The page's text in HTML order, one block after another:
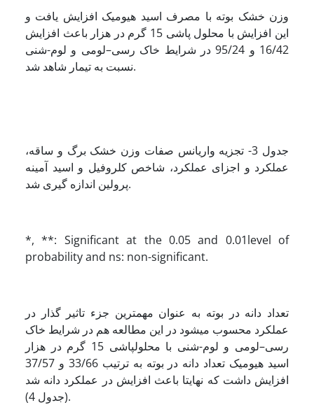
وزن خشک بوته با مصرف اسید هیومیک افزایش یافت و
این افزایش با محلول پاشی 15 گرم در هزار باعث افزایش
16/42 و 95/24 در شرایط خاک رسی–لومی و لوم-شنی
نسبت به تیمار شاهد شد.
جدول 3- تجزیه واریانس صفات وزن خشک برگ و ساقه،
عملکرد و اجزای عملکرد، شاخص کلروفیل و اسید آمینه
پرولین اندازه گیری شد.
*, **: Significant at the 0.05 and 0.01level of
probability and ns: non-significant.
تعداد دانه در بوته به عنوان مهمترین جزء تاثیر گذار در
عملکرد محسوب می­شود در این مطالعه هم در شرایط خاک
رسی–لومی و لوم-شنی با محلول­پاشی 15 گرم در هزار
اسید هیومیک تعداد دانه در بوته به ترتیب 33/66 و 37/57
افزایش داشت که نهایتا باعث افزایش در عملکرد دانه شد
(جدول 4).